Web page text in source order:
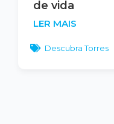
de vida
LER MAIS
Descubra Torres